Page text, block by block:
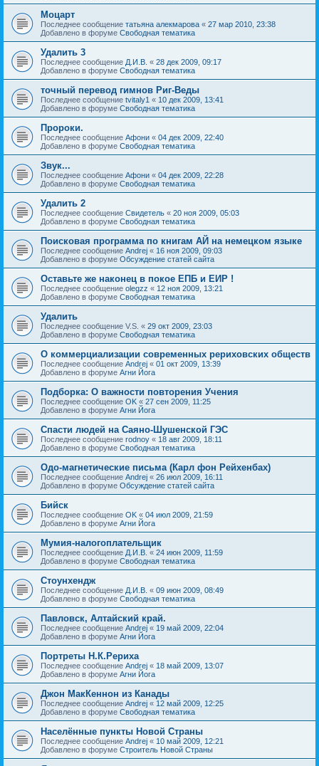
Моцарт
Последнее сообщение татьяна алекмарова « 27 мар 2010, 23:38
Добавлено в форуме Свободная тематика
Удалить 3
Последнее сообщение Д.И.В. « 28 дек 2009, 09:17
Добавлено в форуме Свободная тематика
точный перевод гимнов Риг-Веды
Последнее сообщение tvitaly1 « 10 дек 2009, 13:41
Добавлено в форуме Свободная тематика
Пророки.
Последнее сообщение Афони « 04 дек 2009, 22:40
Добавлено в форуме Свободная тематика
Звук...
Последнее сообщение Афони « 04 дек 2009, 22:28
Добавлено в форуме Свободная тематика
Удалить 2
Последнее сообщение Свидетель « 20 ноя 2009, 05:03
Добавлено в форуме Свободная тематика
Поисковая программа по книгам АЙ на немецком языке
Последнее сообщение Andrej « 16 ноя 2009, 09:03
Добавлено в форуме Обсуждение статей сайта
Оставьте же наконец в покое ЕПБ и ЕИР !
Последнее сообщение olegzz « 12 ноя 2009, 13:21
Добавлено в форуме Свободная тематика
Удалить
Последнее сообщение V.S. « 29 окт 2009, 23:03
Добавлено в форуме Свободная тематика
О коммерциализации современных рериховских обществ
Последнее сообщение Andrej « 01 окт 2009, 13:39
Добавлено в форуме Агни Йога
Подборка: О важности повторения Учения
Последнее сообщение OK « 27 сен 2009, 11:25
Добавлено в форуме Агни Йога
Спасти людей на Саяно-Шушенской ГЭС
Последнее сообщение rodnoy « 18 авг 2009, 18:11
Добавлено в форуме Свободная тематика
Одо-магнетические письма (Карл фон Рейхенбах)
Последнее сообщение Andrej « 26 июл 2009, 16:11
Добавлено в форуме Обсуждение статей сайта
Бийск
Последнее сообщение OK « 04 июл 2009, 21:59
Добавлено в форуме Агни Йога
Мумия-налогоплательщик
Последнее сообщение Д.И.В. « 24 июн 2009, 11:59
Добавлено в форуме Свободная тематика
Стоунхендж
Последнее сообщение Д.И.В. « 09 июн 2009, 08:49
Добавлено в форуме Свободная тематика
Павловск, Алтайский край.
Последнее сообщение Andrej « 19 май 2009, 22:04
Добавлено в форуме Агни Йога
Портреты Н.К.Рериха
Последнее сообщение Andrej « 18 май 2009, 13:07
Добавлено в форуме Агни Йога
Джон МакКеннон из Канады
Последнее сообщение Andrej « 12 май 2009, 12:25
Добавлено в форуме Свободная тематика
Населённые пункты Новой Страны
Последнее сообщение Andrej « 10 май 2009, 12:21
Добавлено в форуме Строитель Новой Страны